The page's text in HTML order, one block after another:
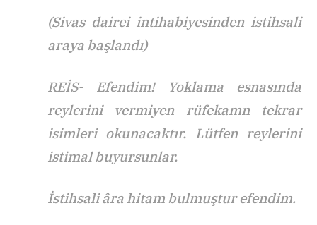
(Sivas dairei intihabiyesinden istihsali
araya başlandı)
REİS- Efendim! Yoklama esnasında
reylerini vermiyen rüfekamn tekrar
isimleri okunacaktır. Lütfen reylerini
istimal buyursunlar.
İstihsali âra hitam bulmuştur efendim.